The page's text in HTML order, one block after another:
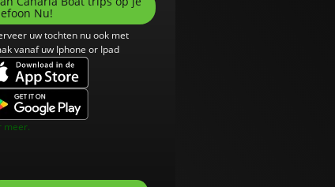
Nu!
uw tochten nu ook met
vanaf uw Iphone or Ipad
meer.